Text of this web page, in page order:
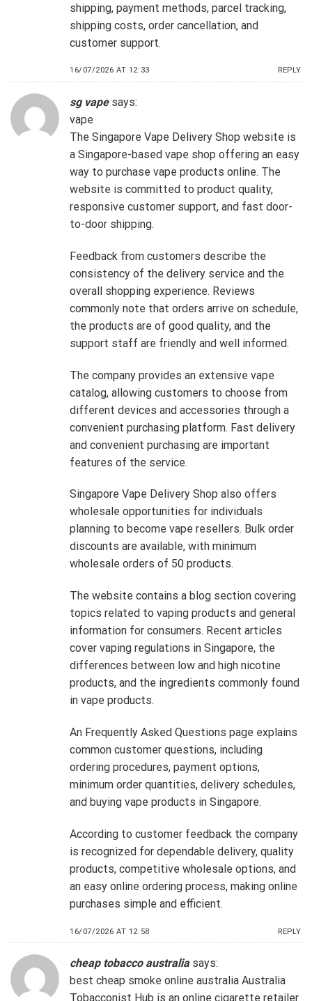
shipping, payment methods, parcel tracking,
shipping costs, order cancellation, and
customer support.
16/07/2026 AT 12:33 REPLY
sg vape says:
vape
The Singapore Vape Delivery Shop website is
a Singapore-based vape shop offering an easy
way to purchase vape products online. The
website is committed to product quality,
responsive customer support, and fast door-
to-door shipping.
Feedback from customers describe the
consistency of the delivery service and the
overall shopping experience. Reviews
commonly note that orders arrive on schedule,
the products are of good quality, and the
support staff are friendly and well informed.
The company provides an extensive vape
catalog, allowing customers to choose from
different devices and accessories through a
convenient purchasing platform. Fast delivery
and convenient purchasing are important
features of the service.
Singapore Vape Delivery Shop also offers
wholesale opportunities for individuals
planning to become vape resellers. Bulk order
discounts are available, with minimum
wholesale orders of 50 products.
The website contains a blog section covering
topics related to vaping products and general
information for consumers. Recent articles
cover vaping regulations in Singapore, the
differences between low and high nicotine
products, and the ingredients commonly found
in vape products.
An Frequently Asked Questions page explains
common customer questions, including
ordering procedures, payment options,
minimum order quantities, delivery schedules,
and buying vape products in Singapore.
According to customer feedback the company
is recognized for dependable delivery, quality
products, competitive wholesale options, and
an easy online ordering process, making online
purchases simple and efficient.
16/07/2026 AT 12:58 REPLY
cheap tobacco australia says:
best cheap smoke online australia Australia
Tobacconist Hub is an online cigarette retailer